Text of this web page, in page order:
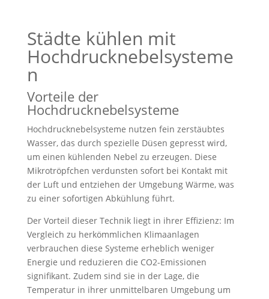
Städte kühlen mit
Hochdrucknebelsysteme
n
Vorteile der
Hochdrucknebelsysteme
Hochdrucknebelsysteme nutzen fein zerstäubtes
Wasser, das durch spezielle Düsen gepresst wird,
um einen kühlenden Nebel zu erzeugen. Diese
Mikrotröpfchen verdunsten sofort bei Kontakt mit
der Luft und entziehen der Umgebung Wärme, was
zu einer sofortigen Abkühlung führt.
Der Vorteil dieser Technik liegt in ihrer Effizienz: Im
Vergleich zu herkömmlichen Klimaanlagen
verbrauchen diese Systeme erheblich weniger
Energie und reduzieren die CO2-Emissionen
signifikant. Zudem sind sie in der Lage, die
Temperatur in ihrer unmittelbaren Umgebung um